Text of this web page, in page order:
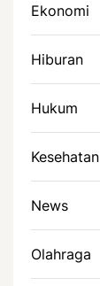
Ekonomi
Hiburan
Hukum
Kesehatan
News
Olahraga